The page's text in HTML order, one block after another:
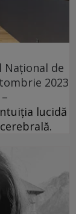
Național de
2023
lucidă